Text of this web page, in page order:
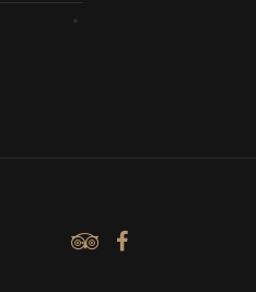
. .